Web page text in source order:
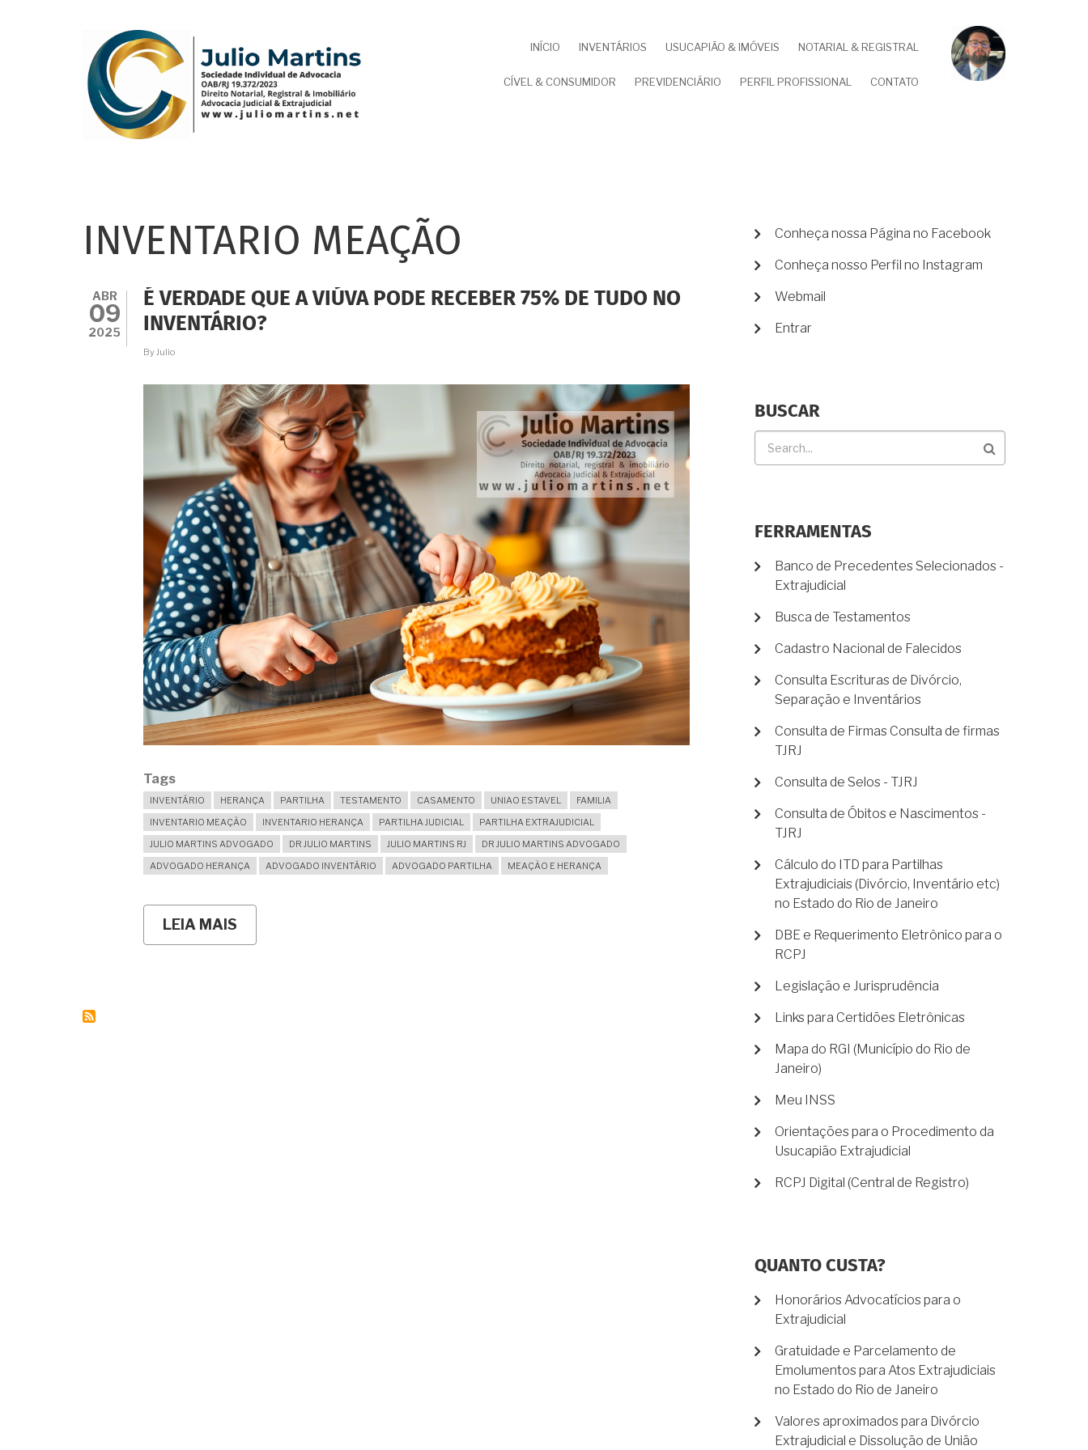
INÍCIO INVENTÁRIOS USUCAPIÃO & IMÓVEIS NOTARIAL & REGISTRAL
CÍVEL & CONSUMIDOR PREVIDENCIÁRIO PERFIL PROFISSIONAL CONTATO
INVENTARIO MEAÇÃO
ABR
09
2025
É VERDADE QUE A VIÚVA PODE RECEBER 75% DE TUDO NO
INVENTÁRIO?
ByJulio
Tags
INVENTÁRIO HERANÇA PARTILHA TESTAMENTO CASAMENTO UNIAO ESTAVEL
FAMILIA
INVENTARIO MEAÇÃO
INVENTARIO HERANÇA PARTILHA JUDICIAL
PARTILHA EXTRAJUDICIAL
JULIO MARTINS ADVOGADO
DR JULIO MARTINS JULIO MARTINS RJ
DR JULIO MARTINS ADVOGADO
ADVOGADO HERANÇA
ADVOGADO INVENTÁRIO ADVOGADO PARTILHA MEAÇÃO E HERANÇA
LEIA MAIS
MENU
CONTA
DE
Conheça nossa Página no Facebook
Conheça nosso Perfil no Instagram
Webmail
Entrar
BUSCAR
FERRAMENTAS
Banco de Precedentes Selecionados -
Extrajudicial
Busca de Testamentos
Cadastro Nacional de Falecidos
Consulta Escrituras de Divórcio,
Separação e Inventários
Consulta de Firmas Consulta de firmas
TJRJ
Consulta de Selos - TJRJ
Consulta de Óbitos e Nascimentos -
TJRJ
Cálculo do ITD para Partilhas
Extrajudiciais (Divórcio, Inventário etc)
no Estado do Rio de Janeiro
DBE e Requerimento Eletrônico para o
RCPJ
Legislação e Jurisprudência
Links para Certidões Eletrônicas
Mapa do RGI (Município do Rio de
Janeiro)
Meu INSS
Orientações para o Procedimento da
Usucapião Extrajudicial
RCPJ Digital (Central de Registro)
QUANTO CUSTA?
Honorários Advocatícios para o
Extrajudicial
Gratuidade e Parcelamento de
Emolumentos para Atos Extrajudiciais
no Estado do Rio de Janeiro
Valores aproximados para Divórcio
Extrajudicial e Dissolução de União